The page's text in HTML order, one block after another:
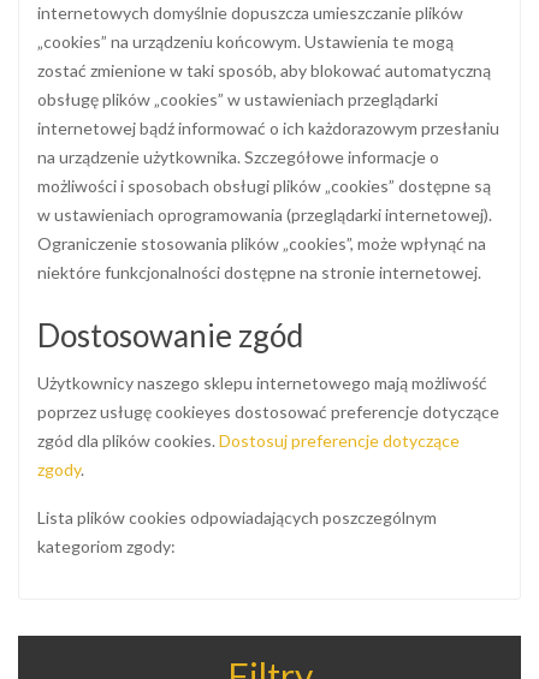
internetowych domyślnie dopuszcza umieszczanie plików
„cookies” na urządzeniu końcowym. Ustawienia te mogą
zostać zmienione w taki sposób, aby blokować automatyczną
obsługę plików „cookies” w ustawieniach przeglądarki
internetowej bądź informować o ich każdorazowym przesłaniu
na urządzenie użytkownika. Szczegółowe informacje o
możliwości i sposobach obsługi plików „cookies” dostępne są
w ustawieniach oprogramowania (przeglądarki internetowej).
Ograniczenie stosowania plików „cookies”, może wpłynąć na
niektóre funkcjonalności dostępne na stronie internetowej.
Dostosowanie zgód
Użytkownicy naszego sklepu internetowego mają możliwość
poprzez usługę cookieyes dostosować preferencje dotyczące
zgód dla plików cookies. Dostosuj preferencje dotyczące
zgody.
Lista plików cookies odpowiadających poszczególnym
kategoriom zgody: